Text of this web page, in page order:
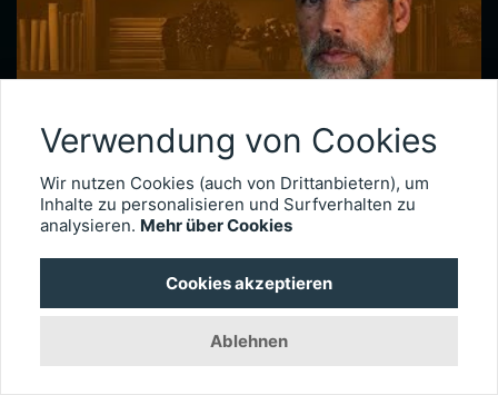
Verwendung von Cookies
Wir nutzen Cookies (auch von Drittanbietern), um
Inhalte zu personalisieren und Surfverhalten zu
analysieren. Mehr über Cookies
Cookies akzeptieren
Ablehnen